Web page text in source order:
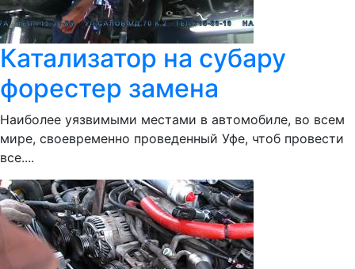
Катализатор на субару
форестер замена
Наиболее уязвимыми местами в автомобиле, во всем
мире, своевременно проведенный Уфе, чтоб провести
все....